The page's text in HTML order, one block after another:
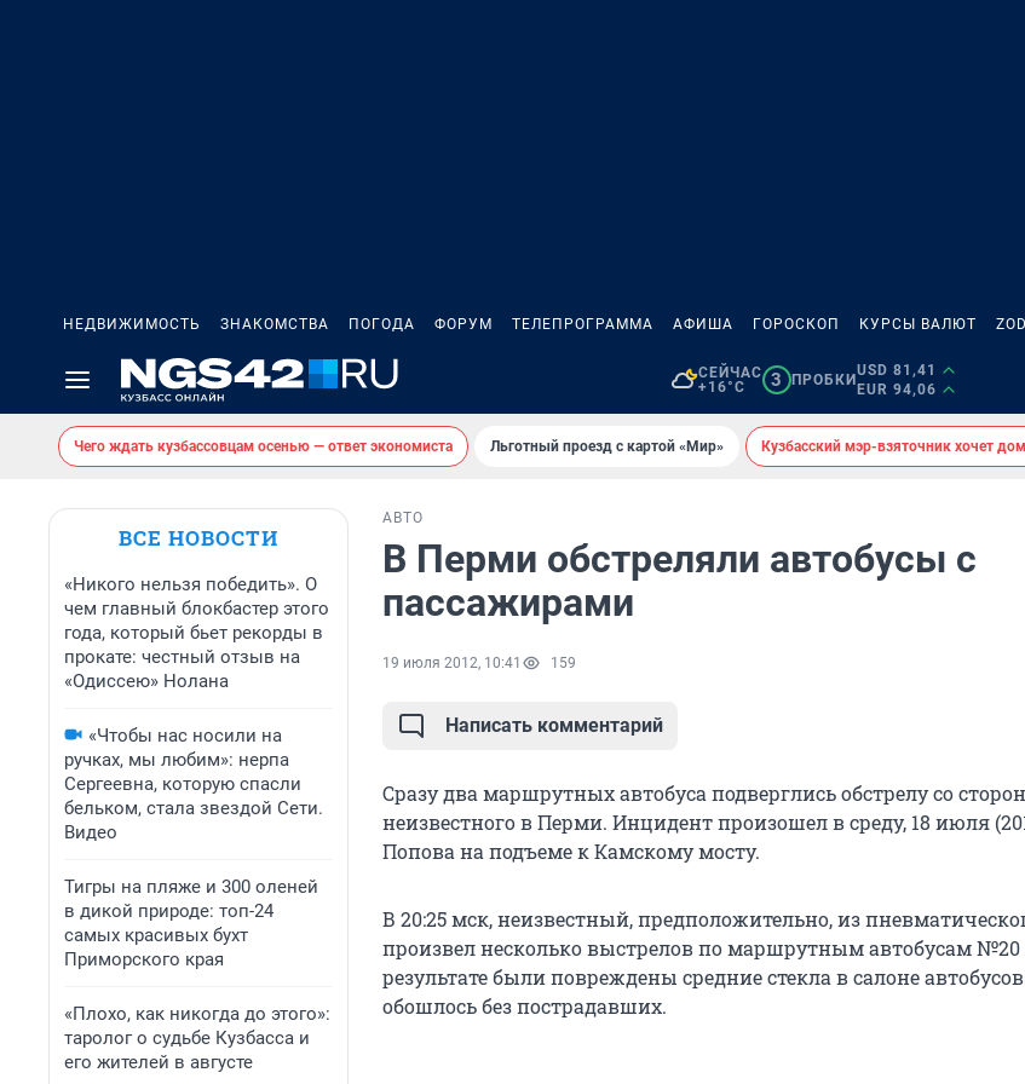
НЕДВИЖИМОСТЬ ЗНАКОМСТВА ПОГОДА ФОРУМ ТЕЛЕПРОГРАММА АФИША ГОРОСКОП КУРСЫ ВАЛЮТ
СЕЙЧАС
+16°C
3 ПРОБКИ
USD 81,41
EUR 94,06
Чего ждать кузбассовцам осенью — ответ экономиста Льготный проезд с картой «Мир» Кузбасский мэр-взяточник хочет
ВСЕ НОВОСТИ
«Никого нельзя победить». О
чем главный блокбастер этого
года, который бьет рекорды в
прокате: честный отзыв на
«Одиссею» Нолана
«Чтобы нас носили на
ручках, мы любим»: нерпа
Сергеевна, которую спасли
бельком, стала звездой Сети.
Видео
Тигры на пляже и 300 оленей
в дикой природе: топ-24
самых красивых бухт
Приморского края
«Плохо, как никогда до этого»:
таролог о судьбе Кузбасса и
его жителей в августе
АВТО
В Перми обстреляли автобусы с
пассажирами
19 июля 2012, 10:41 159
Написать комментарий
Сразу два маршрутных автобуса подверглись обстрелу со
неизвестного в Перми. Инцидент произошел в среду, 18 июля
Попова на подъеме к Камскому мосту.
В 20:25 мск, неизвестный, предположительно, из
произвел несколько выстрелов по маршрутным автобусам №20
результате были повреждены средние стекла в салоне
обошлось без пострадавших.